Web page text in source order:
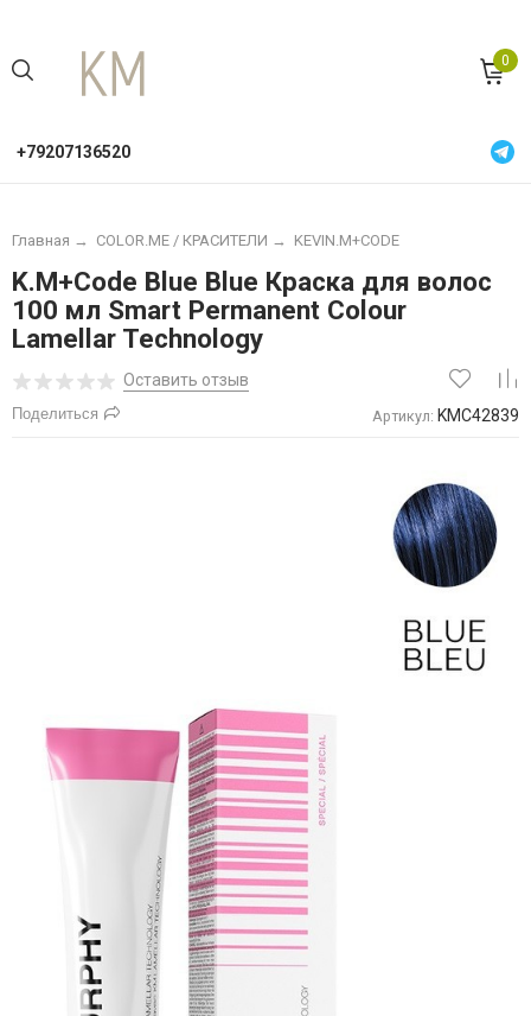
0
+79207136520
Главная → COLOR.ME / КРАСИТЕЛИ → KEVIN.M+CODE
K.M+Code Blue Blue Краска для волос
100 мл Smart Permanent Colour
Lamellar Technology
Оставить отзыв
Поделиться Артикул: KMC42839